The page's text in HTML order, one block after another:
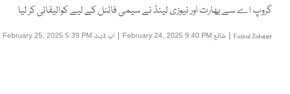
گروپ اے سے بھارت اور نیوزی لینڈ نے سیمی فائنل کے لیے کوالیفائی کر لیا
Faisal Zaheer
| شائع February 24, 2025 9:40 PM
| اپ ڈیٹ February 25, 2025 5:39 PM